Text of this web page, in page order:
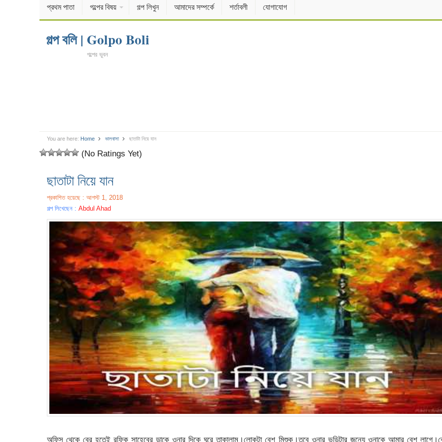
প্রথম পাতা গল্পের বিষয় গল্প লিখুন আমাদের সম্পর্কে শর্তাবলী যোগাযোগ
গল্প বলি | Golpo Boli
গল্পের ভুবন
You are here: Home ভালবাসা ছাতাটা নিয়ে যান
(No Ratings Yet)
ছাতাটা নিয়ে যান
প্রকাশিত হয়েছে : আগস্ট 1, 2018
গল্প লিখেছেন : Abdul Ahad
অফিস থেকে বের হতেই রফিক সাহেবের ডাকে ওনার দিকে ঘুরে তাকালাম।লোকটা বেশ মিশুক।তবে ওনার ভুড়িটার জন্যে ওনাকে আমার বেশ